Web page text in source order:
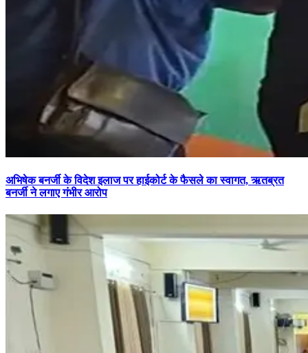
अभिषेक बनर्जी के विदेश इलाज पर हाईकोर्ट के फैसले का स्वागत, ऋतब्रत
बनर्जी ने लगाए गंभीर आरोप